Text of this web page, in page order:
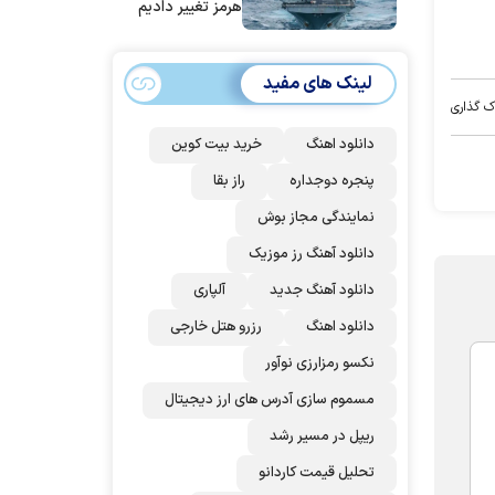
گذاری
هرمز تغییر دادیم
لینک های مفید
دانلود اهنگ
خرید بیت کوین
پنجره دوجداره
راز بقا
نمایندگی مجاز بوش
دانلود آهنگ رز‌ موزیک
دانلود آهنگ جدید
آلپاری
دانلود اهنگ
رزرو هتل خارجی
نکسو رمزارزی نوآور
مسموم سازی آدرس های ارز دیجیتال
ریپل در مسیر رشد
تحلیل قیمت کاردانو